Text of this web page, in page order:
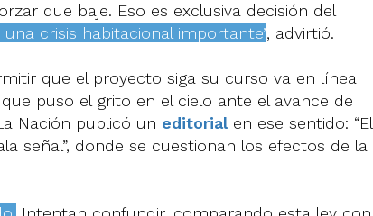
que baje. Eso es exclusiva decisión del
crisis habitacional importante”, advirtió.
que el proyecto siga su curso va en línea
puso el grito en el cielo ante el avance de
Nación publicó un editorial en ese sentido: “El
señal”, donde se cuestionan los efectos de la